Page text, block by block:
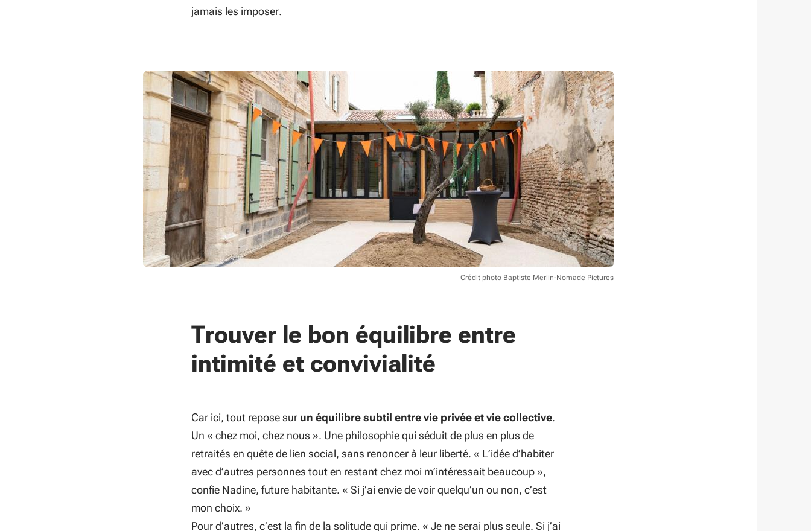
jamais les imposer.
Crédit photo Baptiste Merlin-Nomade Pictures
Trouver le bon équilibre entre
intimité et convivialité
Car ici, tout repose sur un équilibre subtil entre vie privée et vie collective.
Un « chez moi, chez nous ». Une philosophie qui séduit de plus en plus de
retraités en quête de lien social, sans renoncer à leur liberté. « L’idée d’habiter
avec d’autres personnes tout en restant chez moi m’intéressait beaucoup »,
confie Nadine, future habitante. « Si j’ai envie de voir quelqu’un ou non, c’est
mon choix. »
Pour d’autres, c’est la fin de la solitude qui prime. « Je ne serai plus seule. Si j’ai